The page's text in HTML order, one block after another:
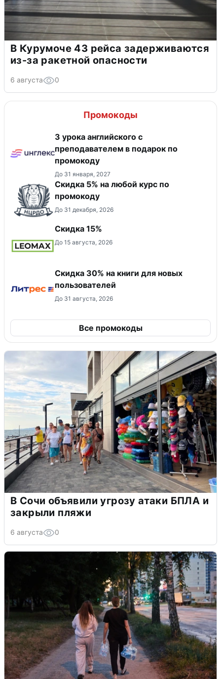
В Курумоче 43 рейса задерживаются
из-за ракетной опасности
6 августа 0
Промокоды
3 урока английского с
преподавателем в подарок по
промокоду
До 31 января, 2027
Скидка 5% на любой курс по
промокоду
До 31 декабря, 2026
Скидка 15%
До 15 августа, 2026
Скидка 30% на книги для новых
пользователей
До 31 августа, 2026
Все промокоды
В Сочи объявили угрозу атаки БПЛА и
закрыли пляжи
6 августа 0